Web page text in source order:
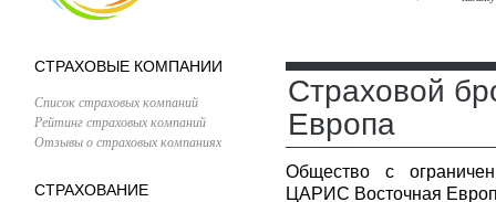
СТРАХОВЫЕ КОМПАНИИ
Список страховых компаний
Рейтинг страховых компаний
Отзывы о страховых компаниях
СТРАХОВАНИЕ
Страховой
Европа
Общество с
ЦАРИС Восточная